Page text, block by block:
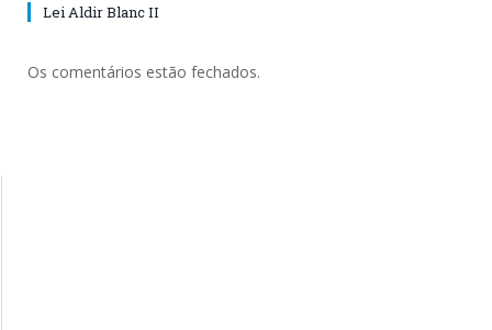
Lei Aldir Blanc II
Os comentários estão fechados.